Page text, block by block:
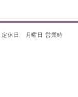
定休日 月曜日 営業時